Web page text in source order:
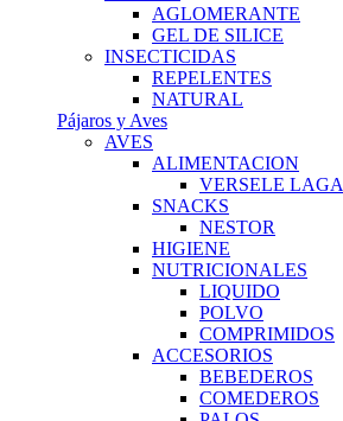
AGLOMERANTE
GEL DE SILICE
INSECTICIDAS
REPELENTES
NATURAL
Pájaros y Aves
AVES
ALIMENTACION
VERSELE LAGA
SNACKS
NESTOR
HIGIENE
NUTRICIONALES
LIQUIDO
POLVO
COMPRIMIDOS
ACCESORIOS
BEBEDEROS
COMEDEROS